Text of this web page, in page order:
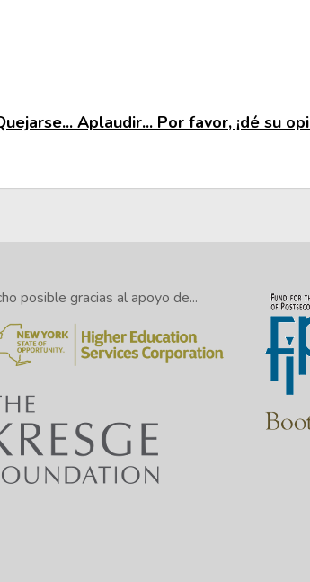
Aplaudir... Por favor, ¡dé su
posible gracias al apoyo de...